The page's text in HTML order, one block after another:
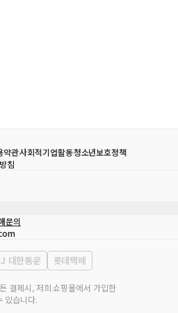
약관사회적기업활동청소년보호정책
침
문의
대한통운 롯데택배
결제시, 저희 쇼핑몰에서 가입한
있습니다.